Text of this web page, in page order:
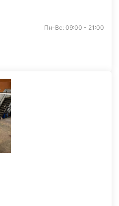
Пн-Вс: 09:00 - 21:00